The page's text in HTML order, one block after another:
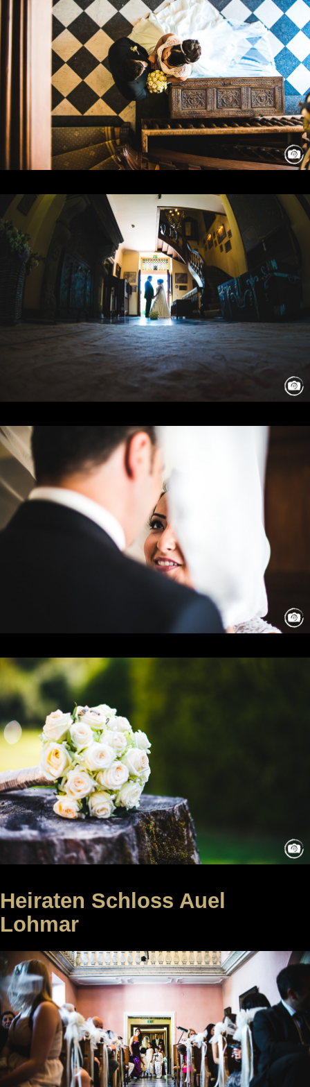
Heiraten Schloss Auel
Lohmar